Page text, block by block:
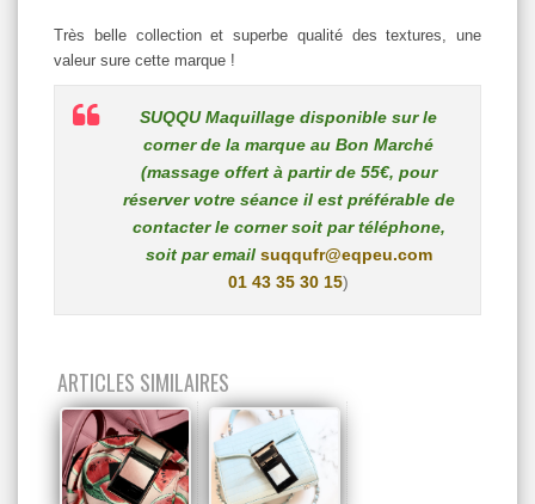
Très belle collection et superbe qualité des textures, une
valeur sure cette marque !
SUQQU Maquillage disponible sur le
corner de la marque au Bon Marché
(massage offert à partir de 55€, pour
réserver votre séance il est préférable de
contacter le corner soit par téléphone,
soit par email suqqufr@eqpeu.com
01 43 35 30 15)
ARTICLES SIMILAIRES